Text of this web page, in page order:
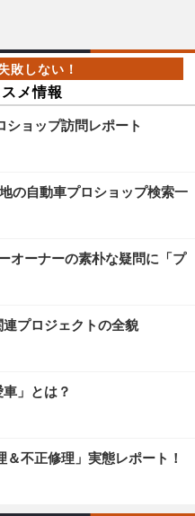
メ情報
ショップ訪問レポート
自動車プロショップ検索一
オーナーの素朴な疑問に「プ
プロジェクトの全貌
」とは？
不正修理」実態レポート！